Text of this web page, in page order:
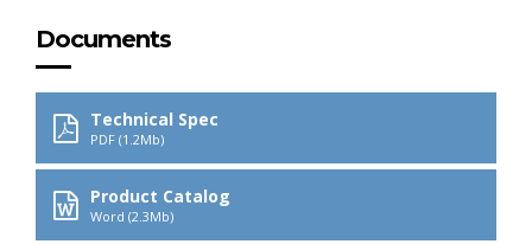
Documents
Technical Spec
PDF (1.2Mb)
Product Catalog
Word (2.3Mb)